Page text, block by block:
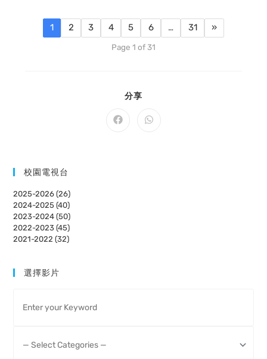
1 2 3 4 5 6 … 31 »
Page 1 of 31
分享
CONTENT
Opens
Opens
校園電視台
2025-2026 (26)
2024-2025 (40)
2023-2024 (50)
2022-2023 (45)
2021-2022 (32)
選擇影片